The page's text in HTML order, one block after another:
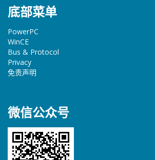
底部菜单
PowerPC
WinCE
Bus & Protocol
Privacy
免责声明
微信公众号